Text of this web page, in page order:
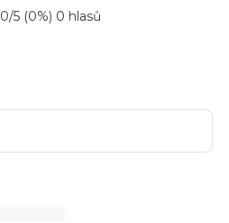
0/5 (0%) 0 hlasů